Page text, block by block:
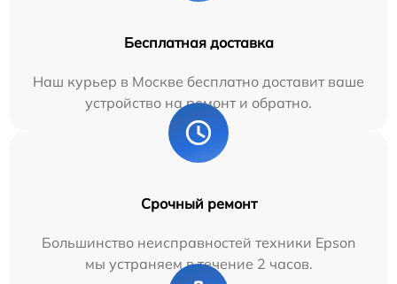
Бесплатная доставка
Наш курьер в Москве бесплатно доставит ваше
устройство на ремонт и обратно.
Срочный ремонт
Большинство неисправностей техники Epson
мы устраняем в течение 2 часов.